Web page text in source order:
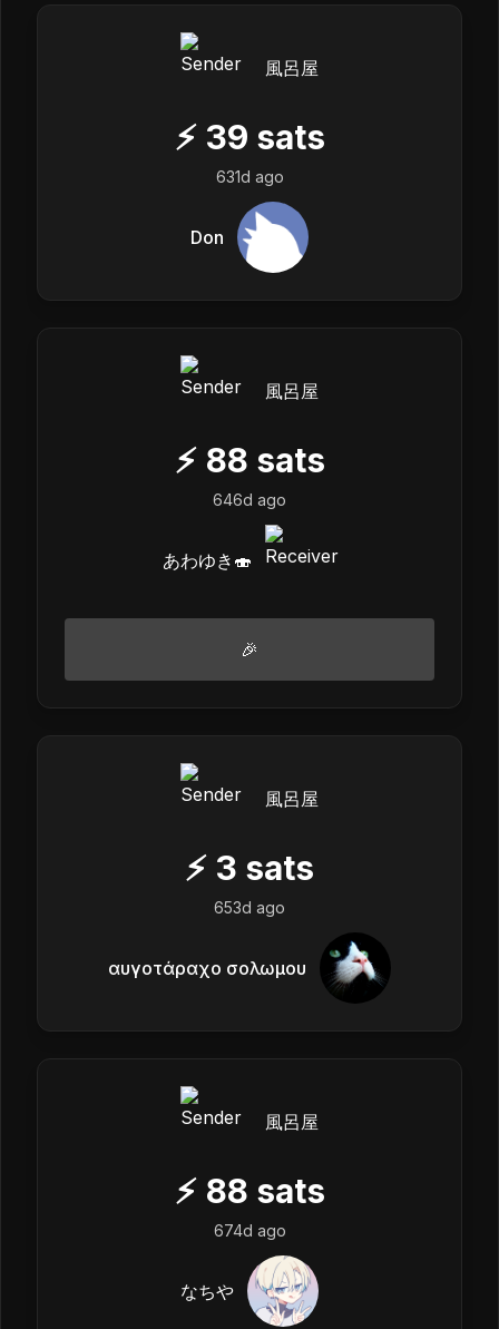
風呂屋
⚡ 39 sats
631d ago
Don
風呂屋
⚡ 88 sats
646d ago
あわゆき🍣
🎉
風呂屋
⚡ 3 sats
653d ago
αυγοτάραχο σολωμου
風呂屋
⚡ 88 sats
674d ago
なちや